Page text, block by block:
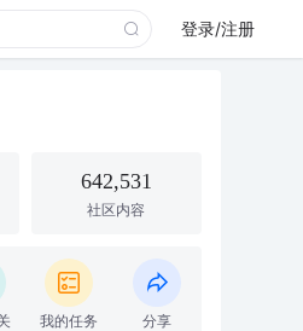
登录/注册
642,531
社区内容
我的任务 分享